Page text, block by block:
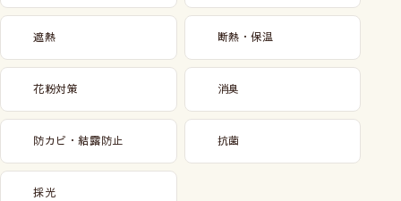
遮熱 断熱・保温
花粉対策 消臭
防カビ・結露防止 抗菌
採光